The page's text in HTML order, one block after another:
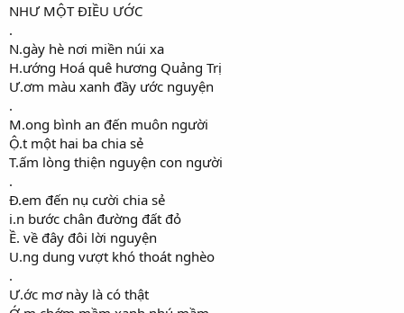
NHƯ MỘT ĐIỀU ƯỚC
.
N.gày hè nơi miền núi xa
H.ướng Hoá quê hương Quảng Trị
Ư.ơm màu xanh đầy ước nguyện
.
M.ong bình an đến muôn người
Ộ.t một hai ba chia sẻ
T.ấm lòng thiện nguyện con người
.
Đ.em đến nụ cười chia sẻ
i.n bước chân đường đất đỏ
Ề. về đây đôi lời nguyện
U.ng dung vượt khó thoát nghèo
.
Ư.ớc mơ này là có thật